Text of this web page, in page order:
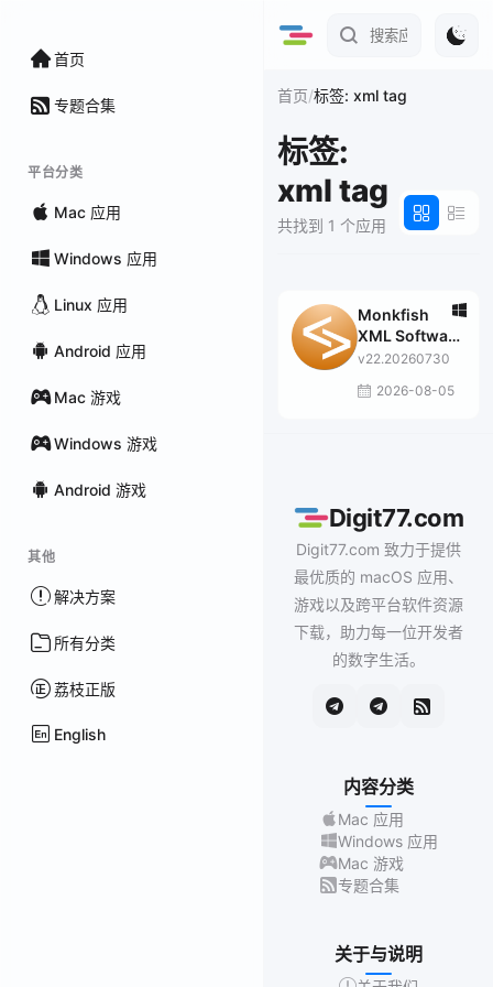
首页
专题合集
平台分类
Mac 应用
Windows 应用
Linux 应用
Android 应用
Mac 游戏
Windows 游戏
Android 游戏
其他
解决方案
所有分类
荔枝正版
English
首页/标签: xml tag
标签:
xml tag
共找到 1 个应用
Monkfish
XML Software
XML Blueprint
v22.20260730
2026-08-05
Digit77.com
Digit77.com 致力于提供
最优质的 macOS 应用、
游戏以及跨平台软件资源
下载，助力每一位开发者
的数字生活。
内容分类
Mac 应用
Windows 应用
Mac 游戏
专题合集
关于与说明